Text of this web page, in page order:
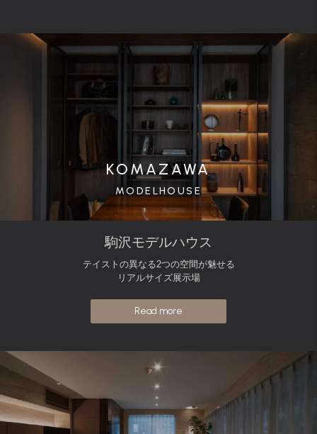
KOMAZAWA
MODELHOUSE
駒沢モデルハウス
テイストの異なる2つの空間が魅せる
リアルサイズ展示場
Read more